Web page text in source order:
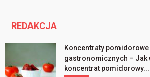
REDAKCJA
Koncentraty
gastronomicznych – Jak
koncentrat pomidorowy...